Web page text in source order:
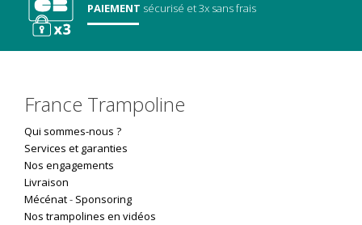
PAIEMENT sécurisé et 3x sans frais
France Trampoline
Qui sommes-nous ?
Services et garanties
Nos engagements
Livraison
Mécénat- Sponsoring
Nos trampolines en vidéos